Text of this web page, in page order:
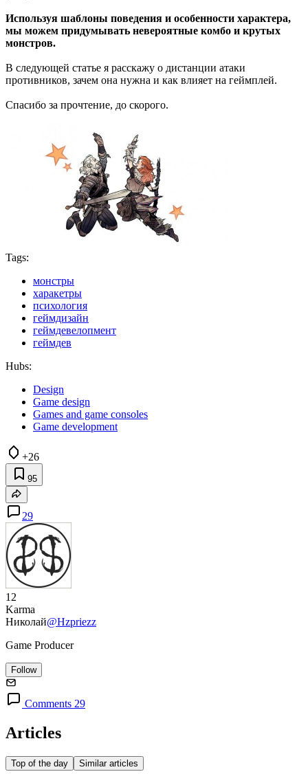
Используя шаблоны поведения и особенности характера,
мы можем придумывать невероятные комбо и крутых
монстров.
В следующей статье я расскажу о дистанции атаки
противников, зачем она нужна и как влияет на геймплей.
Спасибо за прочтение, до скорого.
Tags:
монстры
харакетры
психология
геймдизайн
геймдевелопмент
геймдев
Hubs:
Design
Game design
Games and game consoles
Game development
+26
95
29
12
Karma
Николай@Hzpriezz
Game Producer
Follow
Comments 29
Articles
Top of the day Similar articles